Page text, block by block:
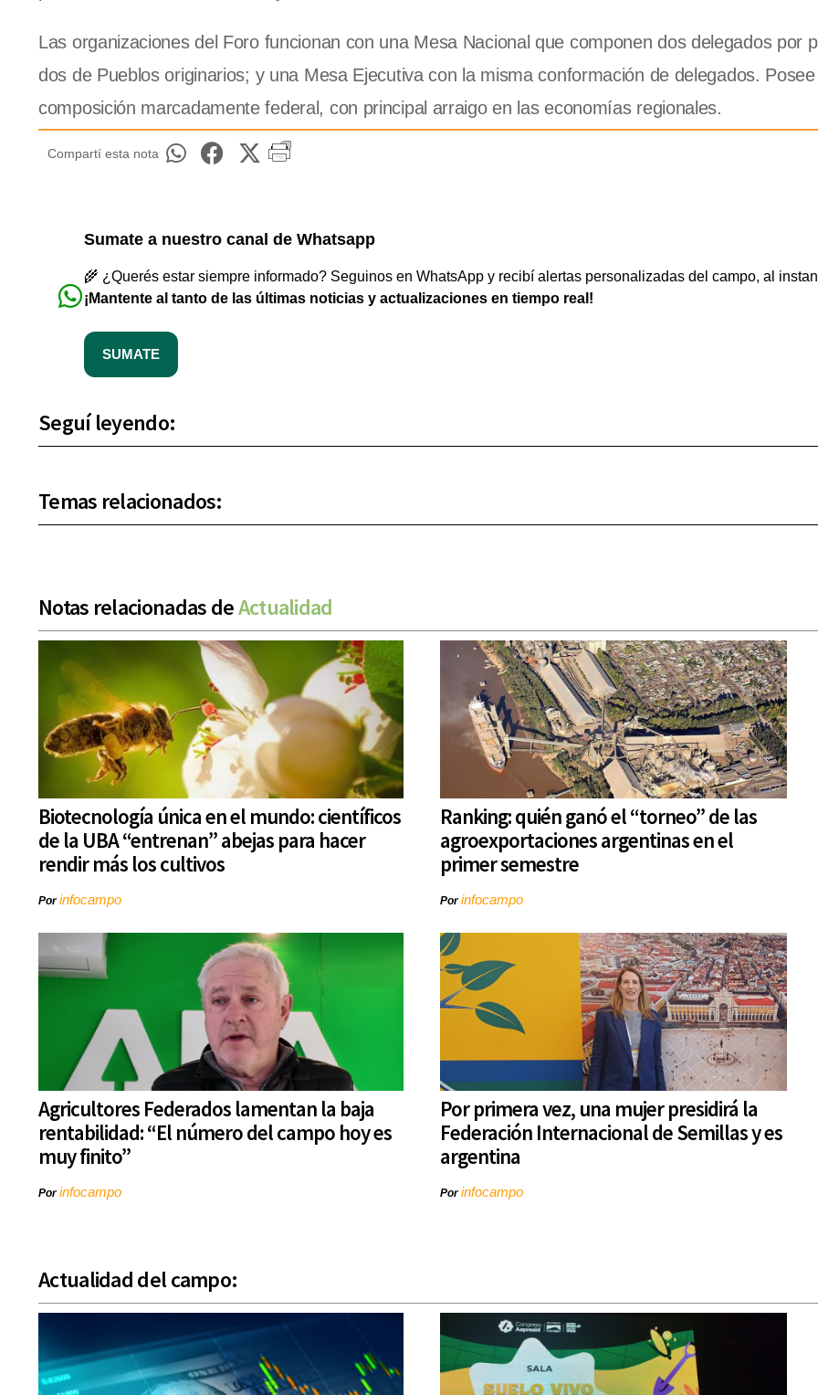
Las organizaciones del Foro funcionan con una Mesa Nacional que componen dos delegados por
dos de Pueblos originarios; y una Mesa Ejecutiva con la misma conformación de delegados.
composición marcadamente federal, con principal arraigo en las economías regionales.
Compartí esta nota
Sumate a nuestro canal de Whatsapp
🌾 ¿Querés estar siempre informado? Seguinos en WhatsApp y recibí alertas personalizadas del campo, al
¡Mantente al tanto de las últimas noticias y actualizaciones en tiempo real!
SUMATE
Seguí leyendo:
Temas relacionados:
Notas relacionadas deActualidad
Biotecnología única en el mundo: científicos
de la UBA “entrenan” abejas para hacer
rendir más los cultivos
Porinfocampo
Ranking: quién ganó el “torneo” de las
agroexportaciones argentinas en el
primer semestre
Porinfocampo
Agricultores Federados lamentan la baja
rentabilidad: “El número del campo hoy es
muy finito”
Porinfocampo
Por primera vez, una mujer presidirá la
Federación Internacional de Semillas y es
argentina
Porinfocampo
Actualidad del campo: